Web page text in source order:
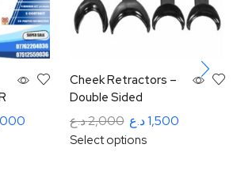
Cheek Retractors –
Double Sided
2,000د.ع 1,500د.ع
Select options